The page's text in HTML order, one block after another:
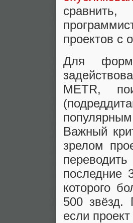
проектов с
Для
METR,
Важный
зрелом
последние
которого
500 звёзд.
если